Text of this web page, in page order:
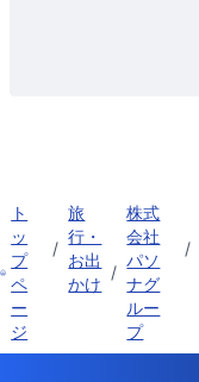
ト
ッ
プ
ペ
ー
ジ
/
旅
行・
お出
かけ
/
株式
会社
パソ
ナグ
ルー
プ
/